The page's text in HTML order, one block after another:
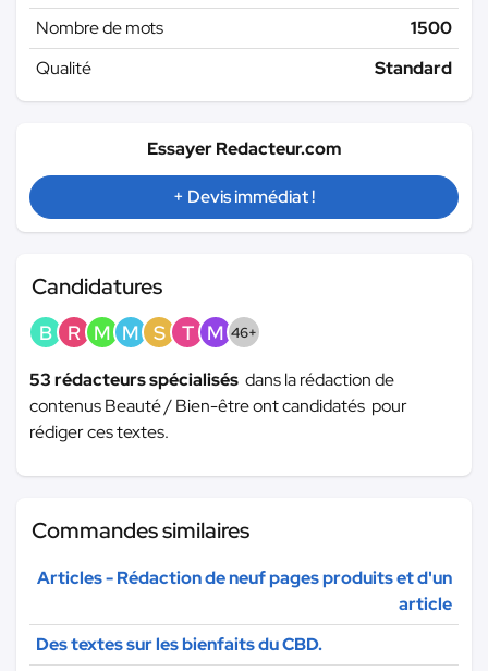
Nombre de mots
1500
Qualité
Standard
Essayer Redacteur.com
+ Devis immédiat !
Candidatures
B R M M S T M 46+
53 rédacteurs spécialisés dans la rédaction de
contenus Beauté / Bien-être ont candidatés pour
rédiger ces textes.
Commandes similaires
Articles - Rédaction de neuf pages produits et d'un
article
Des textes sur les bienfaits du CBD.